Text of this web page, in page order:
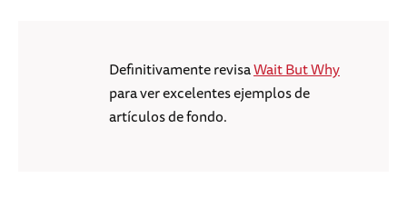
Definitivamente revisaWait But Why
para ver excelentes ejemplos de
artículos de fondo.